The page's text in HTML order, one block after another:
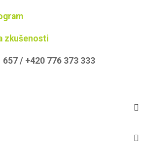
zkušenosti
657 / +420 776 373 333